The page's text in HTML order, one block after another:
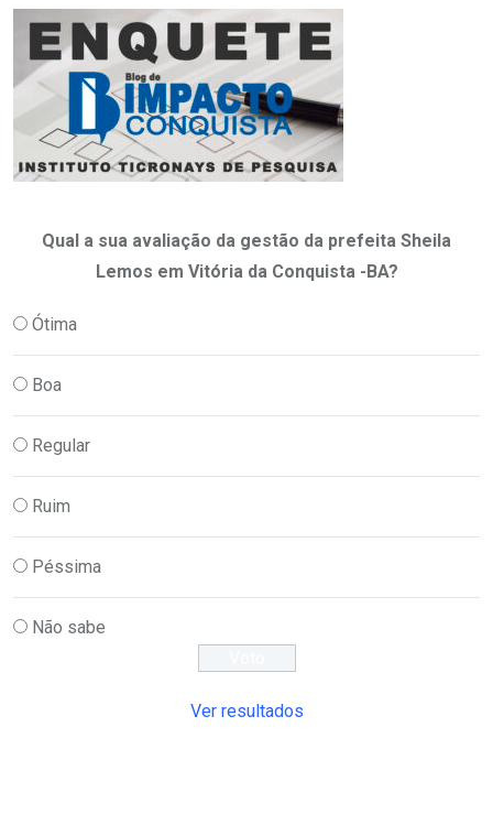
Qual a sua avaliação da gestão da prefeita Sheila
Lemos em Vitória da Conquista -BA?
Ótima
Boa
Regular
Ruim
Péssima
Não sabe
Ver resultados